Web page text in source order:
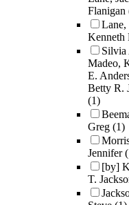
Flanigan
Lane,
Kenneth
Silvia
Madeo,
E.
Betty R.
(1)
Greg (1)
Jennifer
[by]
T.